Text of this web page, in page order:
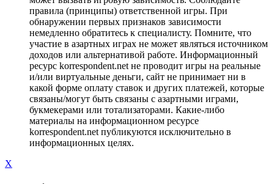
правила (принципы) ответственной игры. При
обнаружении первых признаков зависимости
немедленно обратитесь к специалисту. Помните, что
участие в азартных играх не может являться источником
доходов или альтернативой работе. Информационный
ресурс korrespondent.net не проводит игры на реальные
и/или виртуальные деньги, сайт не принимает ни в
какой форме оплату ставок и других платежей, которые
связаны/могут быть связаны с азартными играми,
букмекерами или тотализаторами. Какие-либо
материалы на информационном ресурсе
korrespondent.net публикуются исключительно в
информационных целях.
X